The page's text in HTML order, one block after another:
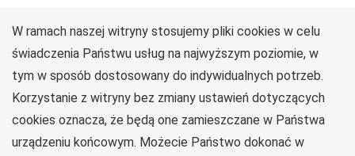
W ramach naszej witryny stosujemy pliki cookies w celu
świadczenia Państwu usług na najwyższym poziomie, w
tym w sposób dostosowany do indywidualnych potrzeb.
Korzystanie z witryny bez zmiany ustawień dotyczących
cookies oznacza, że będą one zamieszczane w Państwa
urządzeniu końcowym. Możecie Państwo dokonać w
Przejdź do głównego menu
Przejdź do treści
Przejdź do wyszukiwarki
Przejdź do mapy serwisu
Uniwersytet
Jana Długosza
w Częstochowie
Collegium Medicum
im. dr. Władysława
Biegańskiego